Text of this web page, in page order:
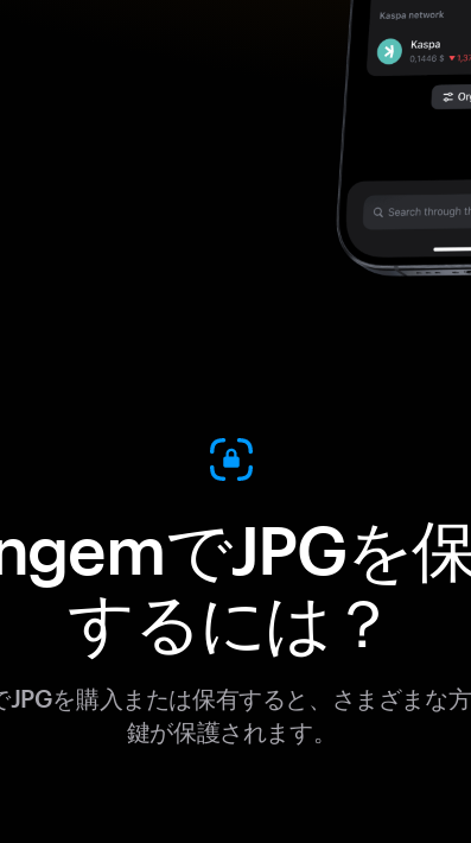
でJPGを
するには？
を購入または保有すると、さまざまな
鍵が保護されます。